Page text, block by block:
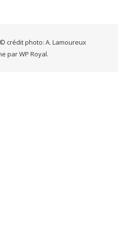
crédit photo: A. Lamoureux
parWP Royal.